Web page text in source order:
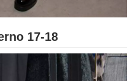
17-18